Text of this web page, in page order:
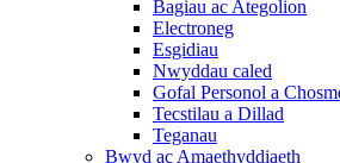
Bagiau ac Ategolion
Electroneg
Esgidiau
Nwyddau caled
Gofal Personol a
Tecstilau a Dillad
Teganau
Bwyd ac Amaethyddiaeth